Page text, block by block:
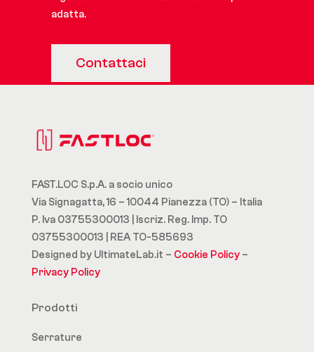
adatta.
Contattaci
FAST.LOC S.p.A. a socio unico
Via Signagatta, 16 – 10044 Pianezza (TO) – Italia
P. Iva 03755300013 | Iscriz. Reg. Imp. TO
03755300013 | REA TO-585693
Designed by UltimateLab.it – Cookie Policy–
Privacy Policy
Prodotti
Serrature